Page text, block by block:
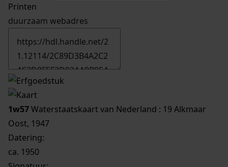
Printen
duurzaam webadres
1w57Waterstaatskaart van Nederland : 19 Alkmaar
Oost, 1947
Datering:
ca. 1950